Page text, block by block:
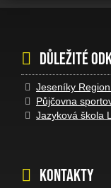
Důležité
Jeseníky
Půjčovna
Jazyková škola
Kontakty